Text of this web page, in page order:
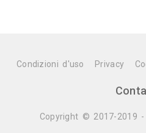
Condizioni d'uso Privacy
Copyright © 2017-2019